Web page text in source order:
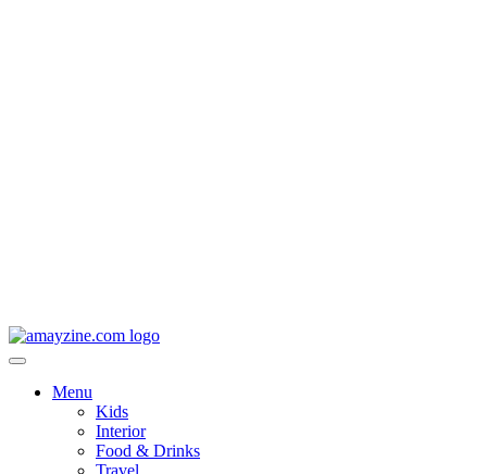
Menu
Kids
Interior
Food & Drinks
Travel